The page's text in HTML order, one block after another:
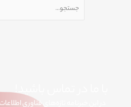
با ما در تماس باشید!
در این خبرنامه تازه‌های فناوری